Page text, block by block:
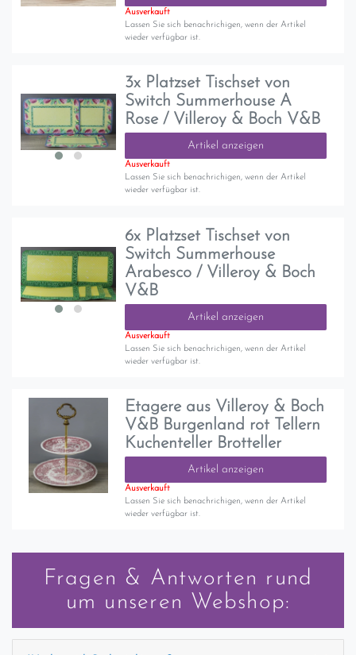
Ausverkauft
Lassen Sie sich benachrichigen, wenn der Artikel
wieder verfügbar ist.
3x Platzset Tischset von
Switch Summerhouse A
Rose / Villeroy & Boch V&B
Artikel anzeigen
Ausverkauft
Lassen Sie sich benachrichigen, wenn der Artikel
wieder verfügbar ist.
6x Platzset Tischset von
Switch Summerhouse
Arabesco / Villeroy & Boch
V&B
Artikel anzeigen
Ausverkauft
Lassen Sie sich benachrichigen, wenn der Artikel
wieder verfügbar ist.
Etagere aus Villeroy & Boch
V&B Burgenland rot Tellern
Kuchenteller Brotteller
Artikel anzeigen
Ausverkauft
Lassen Sie sich benachrichigen, wenn der Artikel
wieder verfügbar ist.
Fragen & Antworten rund
um unseren Webshop: